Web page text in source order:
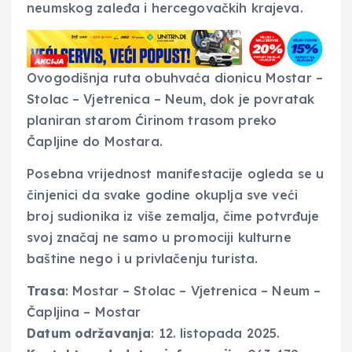
neumskog zaleđa i hercegovačkih krajeva.
Ovogodišnja ruta obuhvaća dionicu Mostar –
Stolac – Vjetrenica – Neum, dok je povratak
planiran starom Ćirinom trasom preko
Čapljine do Mostara.
Posebna vrijednost manifestacije ogleda se u
činjenici da svake godine okuplja sve veći
broj sudionika iz više zemalja, čime potvrđuje
svoj značaj ne samo u promociji kulturne
baštine nego i u privlačenju turista.
Trasa: Mostar – Stolac – Vjetrenica – Neum –
Čapljina – Mostar
Datum održavanja: 12. listopada 2025.